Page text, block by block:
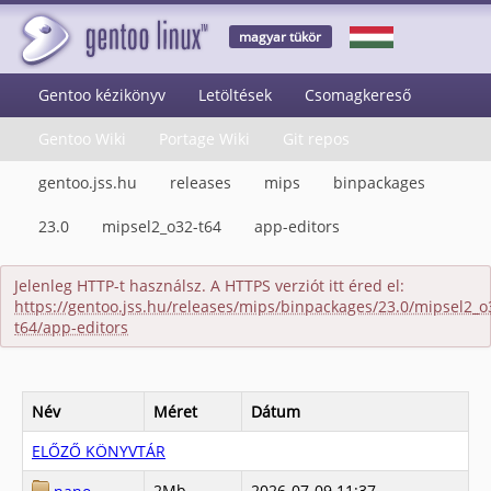
magyar tükör
Gentoo kézikönyv Letöltések Csomagkereső
Gentoo Wiki Portage Wiki Git repos
gentoo.jss.hu releases mips binpackages
23.0 mipsel2_o32-t64 app-editors
Jelenleg HTTP-t használsz. A HTTPS verziót itt éred el:
https://gentoo.jss.hu/releases/mips/binpackages/23.0/
t64/app-editors
Név Méret
Dátum
ELŐZŐ KÖNYVTÁR